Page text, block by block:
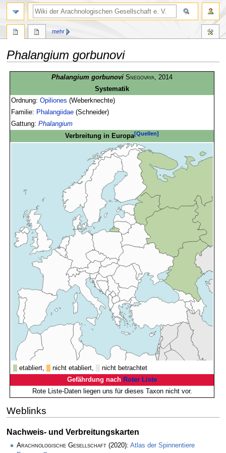
Phalangium gorbunovi
springen
springen
Phalangium gorbunovi Snegovaya , 2014
Systematik
Ordnung:Opiliones (Weberknechte)
Familie: Phalangiidae (Schneider)
Gattung:Phalangium
Verbreitung in Europa[Quellen]
etabliert, nicht etabliert,
nicht betrachtet
Gefährdung nach Roter Liste
Rote Liste-Daten liegen uns für dieses Taxon nicht vor.
Weblinks
Nachweis- und Verbreitungskarten
Arachnologische Gesellschaft (2020): Atlas der Spinnentiere
mehr